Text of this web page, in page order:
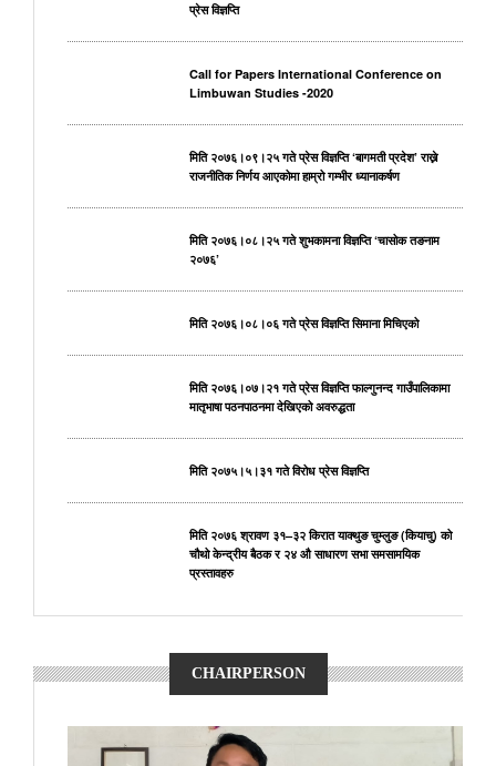
प्रेस विज्ञप्ति
Call for Papers International Conference on
Limbuwan Studies -2020
मिति २०७६।०९।२५ गते प्रेस विज्ञप्ति ‘बागमती प्रदेश’ राख्ने
राजनीतिक निर्णय आएकोमा हाम्रो गम्भीर ध्यानाकर्षण
मिति २०७६।०८।२५ गते शुभकामना विज्ञप्ति ‘चासोक तङनाम
२०७६’
मिति २०७६।०८।०६ गते प्रेस विज्ञप्ति सिमाना मिचिएको
मिति २०७६।०७।२१ गते प्रेस विज्ञप्ति फाल्गुनन्द गाउँपालिकामा
मातृभाषा पठनपाठनमा देखिएको अवरुद्धता
मिति २०७५।५।३१ गते विरोध प्रेस विज्ञप्ति
मिति २०७६ श्रावण ३१–३२ किरात याक्थुङ चुम्लुङ (कियाचु) को
चौथो केन्द्रीय बैठक र २४ औ साधारण सभा समसामयिक
प्रस्तावहरु
CHAIRPERSON